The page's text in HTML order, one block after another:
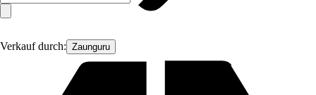
Verkauf durch: Zaunguru